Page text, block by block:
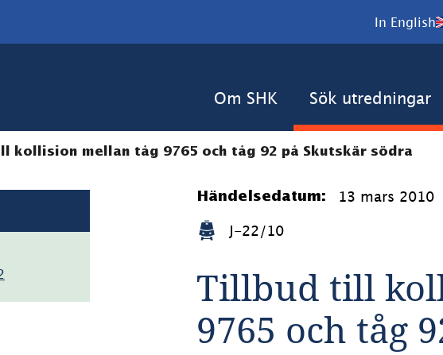
In English
Om SHK Sök utredningar
kollision mellan tåg 9765 och tåg 92 på Skutskär södra
Händelsedatum: 13 mars 2010
J-22/10
Tillbud till
9765 och tåg